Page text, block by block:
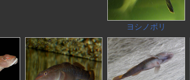
ヨシノボリ